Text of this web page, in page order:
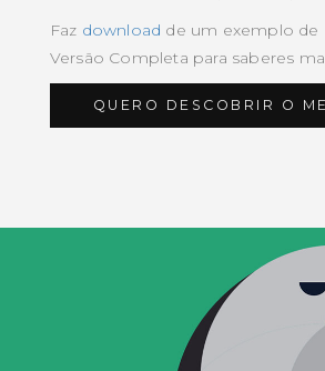
Faz download de um exemplo de
Versão Completa para saberes
QUERO DESCOBRIR O